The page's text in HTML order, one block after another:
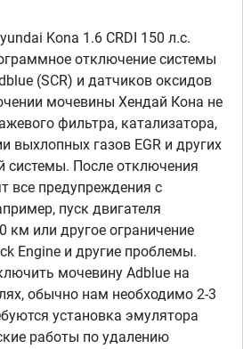
Kona 1.6 CRDI 150 л.с.
отключение системы
(SCR) и датчиков оксидов
мочевины Хендай Кона не
фильтра, катализатора,
выхлопных газов EGR и других
системы. После отключения
все предупреждения с
пуск двигателя
км или другое ограничение
Engine и другие проблемы.
мочевину Adblue на
обычно нам необходимо 2-3
установка эмулятора
работы по удалению